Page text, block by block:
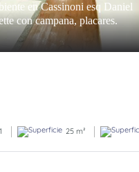
en Cassinoni esq Daniel
con campana, placares.
1 25 m²